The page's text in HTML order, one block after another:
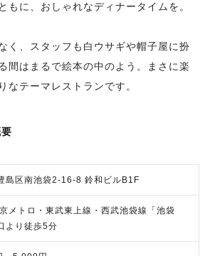
もに、おしゃれなディナータイムを。
く、スタッフも白ウサギや帽子屋に扮
間はまるで絵本の中のよう。まさに楽
なテーマレストランです。
島区南池袋2-16-8 鈴和ビルB1F
メトロ・東武東上線・西武池袋線「池袋
より徒歩5分